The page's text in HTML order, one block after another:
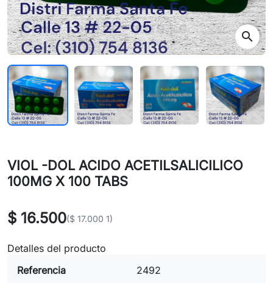
search
VIOL -DOL ACIDO ACETILSALICILICO
100MG X 100 TABS
$ 16.500($ 17.000 1)
Detalles del producto
Referencia
2492